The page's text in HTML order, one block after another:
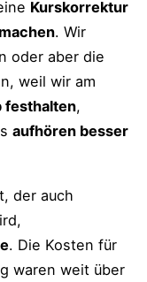
Kurskorrektur
. Wir
oder aber die
weil wir am
festhalten,
aufhören besser
der auch
. Die Kosten für
waren weit über